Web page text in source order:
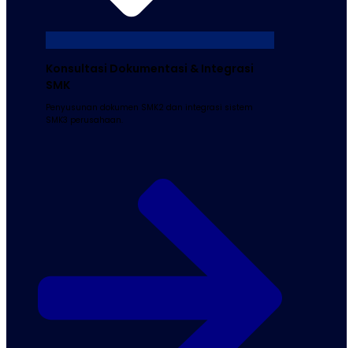
Konsultasi Dokumentasi & Integrasi
SMK
Penyusunan dokumen SMK2 dan integrasi sistem
SMK3 perusahaan.